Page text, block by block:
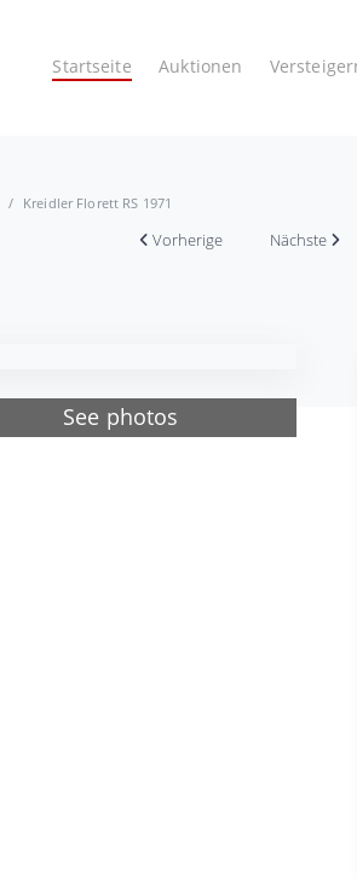
Startseite Auktionen
Kreidler Florett RS 1971
Vorherige Nächste
See photos